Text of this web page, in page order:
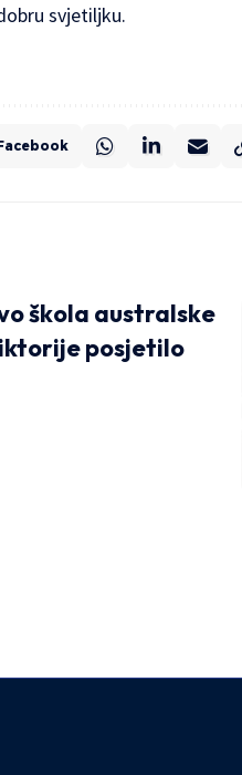
svjetiljku.
škola australske
posjetilo